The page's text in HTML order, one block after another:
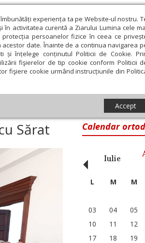
experiența ta pe Website-ul nostru.
activitatea curentă a Ziarului Lumina cele
protecția persoanelor fizice în ceea ce
date. Înainte de a continua navigarea
înțelege conținutul Politicii de Cookie.
fişierelor de tip cookie conform Politicii
fişiere cookie urmând instrucțiunile din
Accept
Documentar In memoriam
Cultură Societate Opinii
Sărat Calendar
Mai Iulie
‹ L M M
03
04 05
10
11 12
17
18 19